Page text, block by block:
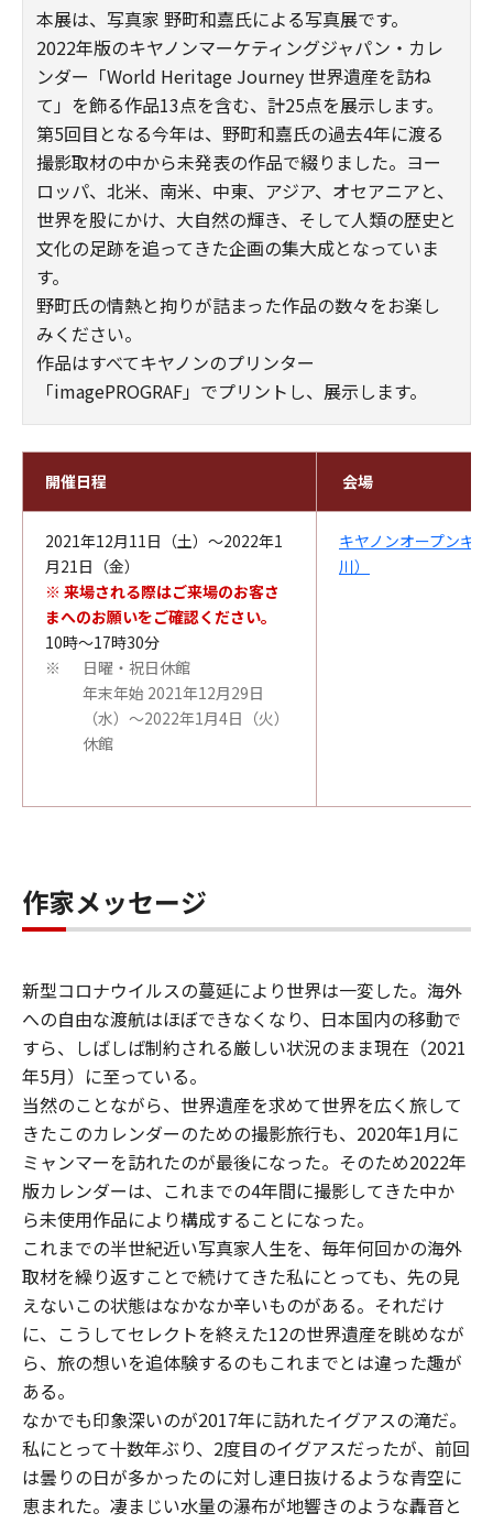
本展は、写真家 野町和嘉氏による写真展です。
2022年版のキヤノンマーケティングジャパン・カレ
ンダー「World Heritage Journey 世界遺産を訪ね
て」を飾る作品13点を含む、計25点を展示します。
第5回目となる今年は、野町和嘉氏の過去4年に渡る
撮影取材の中から未発表の作品で綴りました。ヨー
ロッパ、北米、南米、中東、アジア、オセアニアと、
世界を股にかけ、大自然の輝き、そして人類の歴史と
文化の足跡を追ってきた企画の集大成となっていま
す。
野町氏の情熱と拘りが詰まった作品の数々をお楽し
みください。
作品はすべてキヤノンのプリンター
「imagePROGRAF」でプリントし、展示します。
開催日程 会場
2021年12月11日（土）～2022年1
月21日（金）
※ 来場される際はご来場のお客さ
まへのお願いをご確認ください。
10時～17時30分
※
日曜・祝日休館
年末年始 2021年12月29日
（水）～2022年1月4日（火）
休館
キヤノンオープンギ
川）
作家メッセージ
新型コロナウイルスの蔓延により世界は一変した。海外
への自由な渡航はほぼできなくなり、日本国内の移動で
すら、しばしば制約される厳しい状況のまま現在（2021
年5月）に至っている。
当然のことながら、世界遺産を求めて世界を広く旅して
きたこのカレンダーのための撮影旅行も、2020年1月に
ミャンマーを訪れたのが最後になった。そのため2022年
版カレンダーは、これまでの4年間に撮影してきた中か
ら未使用作品により構成することになった。
これまでの半世紀近い写真家人生を、毎年何回かの海外
取材を繰り返すことで続けてきた私にとっても、先の見
えないこの状態はなかなか辛いものがある。それだけ
に、こうしてセレクトを終えた12の世界遺産を眺めなが
ら、旅の想いを追体験するのもこれまでとは違った趣が
ある。
なかでも印象深いのが2017年に訪れたイグアスの滝だ。
私にとって十数年ぶり、2度目のイグアスだったが、前回
は曇りの日が多かったのに対し連日抜けるような青空に
恵まれた。凄まじい水量の瀑布が地響きのような轟音と